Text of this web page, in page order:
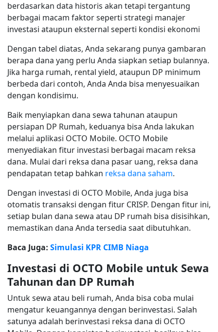
berdasarkan data historis akan tetapi tergantung
berbagai macam faktor seperti strategi manajer
investasi ataupun eksternal seperti kondisi ekonomi
Dengan tabel diatas, Anda sekarang punya gambaran
berapa dana yang perlu Anda siapkan setiap bulannya.
Jika harga rumah, rental yield, ataupun DP minimum
berbeda dari contoh, Anda Anda bisa menyesuaikan
dengan kondisimu.
Baik menyiapkan dana sewa tahunan ataupun
persiapan DP Rumah, keduanya bisa Anda lakukan
melalui aplikasi OCTO Mobile. OCTO Mobile
menyediakan fitur investasi berbagai macam reksa
dana. Mulai dari reksa dana pasar uang, reksa dana
pendapatan tetap bahkan reksa dana saham.
Dengan investasi di OCTO Mobile, Anda juga bisa
otomatis transaksi dengan fitur CRISP. Dengan fitur ini,
setiap bulan dana sewa atau DP rumah bisa disisihkan,
memastikan dana Anda tersedia saat dibutuhkan.
Baca Juga: Simulasi KPR CIMB Niaga
Investasi di OCTO Mobile untuk Sewa
Tahunan dan DP Rumah
Untuk sewa atau beli rumah, Anda bisa coba mulai
mengatur keuangannya dengan berinvestasi. Salah
satunya adalah berinvestasi reksa dana di OCTO